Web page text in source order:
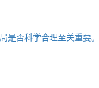
否科学合理至关重要